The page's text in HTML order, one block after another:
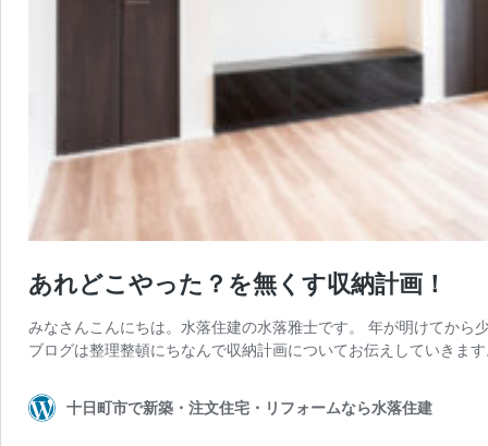
あれどこやった？を無くす収納計画！
みなさんこんにちは。水落住建の水落雅士です。 年が明けてか
ブログは整理整頓にちなんで収納計画についてお伝えしていき
十日町市で新築・注文住宅・リフォームなら水落住建